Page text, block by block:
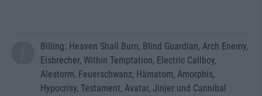
Billing: Heaven Shall Burn, Blind Guardian, Arch Enemy,
Eisbrecher, Within Temptation, Electric Callboy,
Alestorm, Feuerschwanz, Hämatom, Amorphis,
Hypocrisy, Testament, Avatar, Jinjer und Cannibal